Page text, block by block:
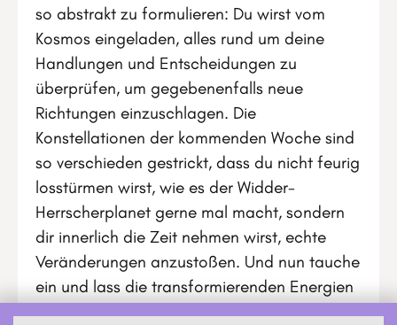
so abstrakt zu formulieren: Du wirst vom
Kosmos eingeladen, alles rund um deine
Handlungen und Entscheidungen zu
überprüfen, um gegebenenfalls neue
Richtungen einzuschlagen. Die
Konstellationen der kommenden Woche sind
so verschieden gestrickt, dass du nicht feurig
losstürmen wirst, wie es der Widder-
Herrscherplanet gerne mal macht, sondern
dir innerlich die Zeit nehmen wirst, echte
Veränderungen anzustoßen. Und nun tauche
ein und lass die transformierenden Energien